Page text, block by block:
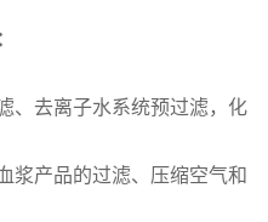
、去离子水系统预过滤，化
浆产品的过滤、压缩空气和